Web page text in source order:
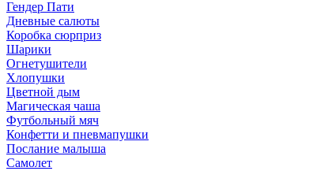
Гендер Пати
Дневные салюты
Коробка сюрприз
Шарики
Огнетушители
Хлопушки
Цветной дым
Магическая чаша
Футбольный мяч
Конфетти и пневмапушки
Послание малыша
Самолет